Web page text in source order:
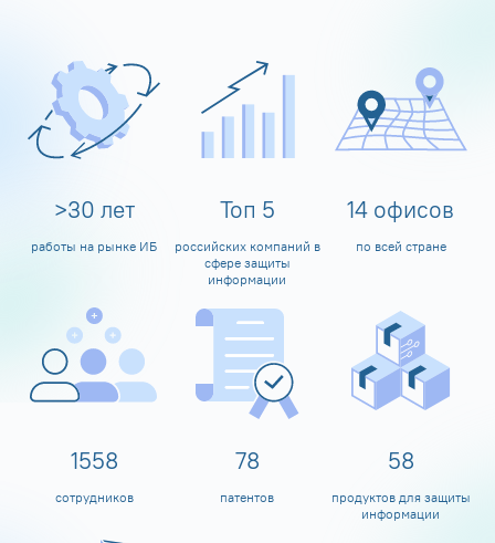
>30 лет
работы на рынке ИБ
Топ 5
российских компаний в
сфере защиты
информации
14 офисов
по всей стране
1600
сотрудников
80
патентов
60
продуктов для защиты
информации